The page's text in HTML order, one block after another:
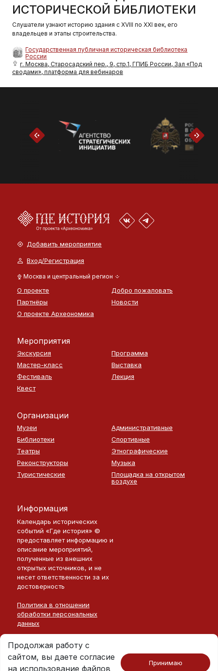
ИСТОРИЧЕСКОЙ БИБЛИОТЕКИ
Слушатели узнают историю здания с XVIII по XXI век, его
владельцев и этапы строительства.
Государственная публичная историческая библиотека
России
г. Москва, Старосадский пер., 9, стр.1, ГПИБ России, Зал «Под
сводами», платформа для вебинаров
Добавить мероприятие
Вход/Регистрация
Москва и центральный регион
О проекте
Добро пожаловать
Партнёры
Новости
О проекте Археономика
Мероприятия
Экскурсия
Программа
Мастер-класс
Выставка
Фестиваль
Лекция
Квест
Организации
Музеи
Административные
Библиотеки
Спортивные
Театры
Этнографические
Реконструкторы
Музыка
Туристические
Площадка на открытом
воздухе
Информация
Календарь исторических
событий «Где история» ©
предоставляет информацию и
описание мероприятий,
полученные из внешних
открытых источников, и не
несет ответственности за их
достоверность
Политика в отношении
обработки персональных
данных
Продолжая работу с
сайтом, вы даете согласие
на использование файлов
Принимаю